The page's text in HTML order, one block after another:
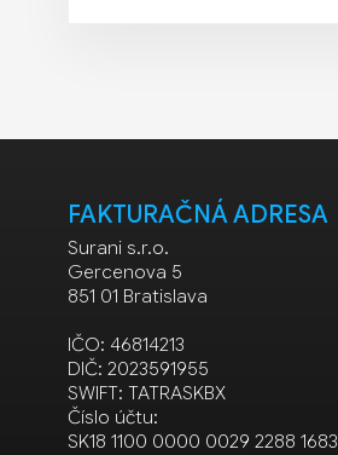
FAKTURAČNÁ ADRESA
Surani s.r.o.
Gercenova 5
851 01 Bratislava
IČO: 46814213
DIČ: 2023591955
SWIFT: TATRASKBX
Číslo účtu:
SK18 1100 0000 0029 2288 1683